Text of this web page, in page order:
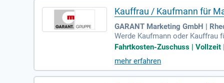
Kauffrau / Kaufmann für
GARANT Marketing GmbH |
Werde Kaufmann oder Kauffrau
gnen zu planen und
tleistern steht auf deinem
en Grundlagen, die dir bei
Fahrtkosten-Zuschuss | Vollzeit
mehr erfahren